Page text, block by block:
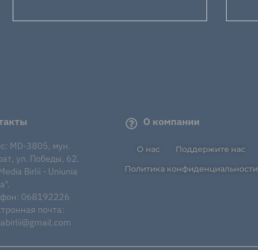
MD-3805, мун.
ул. Победы, 62.
Birlii - Uniunia
068192226
почта:
О компании
О нас Поддержите нас
Политика конфиденциальности